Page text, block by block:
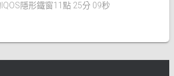
隱形鐵窗11點 25分 09秒